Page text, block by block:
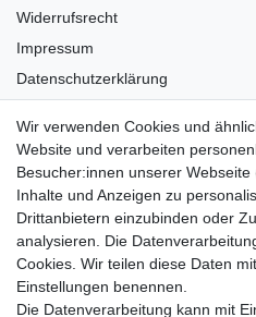
Widerrufsrecht
Impressum
Datenschutzerklärung
Versandkosten
Barrierefreiheit
Anleitungen
Vertrag widerrufen
PARTNER
Wir verwenden Cookies und
Website und verarbeiten
Besucher:innen unserer Webseite
Inhalte und Anzeigen zu
Drittanbietern einzubinden oder
analysieren. Die
Cookies. Wir teilen diese Daten
Einstellungen benennen.
Die Datenverarbeitung kann mit